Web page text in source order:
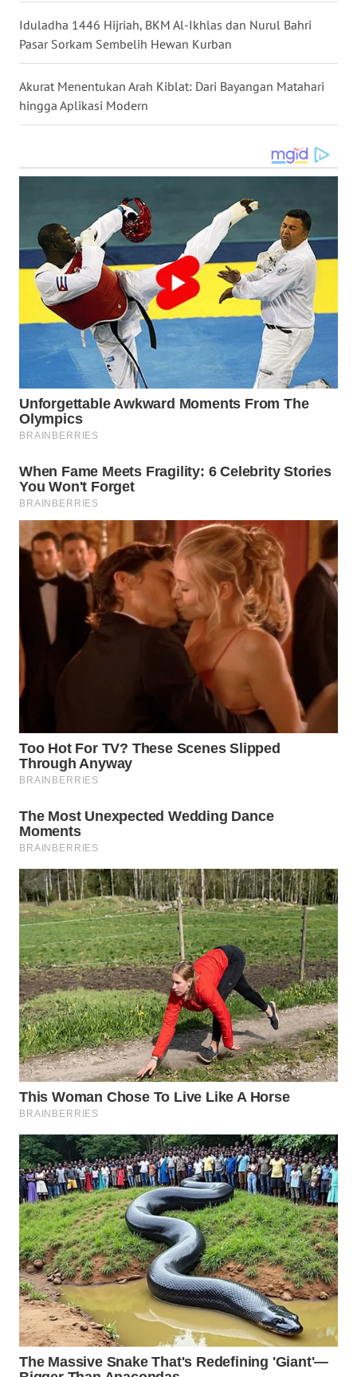
Iduladha 1446 Hijriah, BKM Al-Ikhlas dan Nurul Bahri
Pasar Sorkam Sembelih Hewan Kurban
Akurat Menentukan Arah Kiblat: Dari Bayangan Matahari
hingga Aplikasi Modern
KALBAR
WN
WN
WN
KALTIM
WN
SULSEL
WN
GORONTALO
WN
SULUT
WN
MALUKU
WN
MALUT
WN
DAIRI
DANAU
NIAS
WN
WN
SELATAN
WN
TANJUNG
LESUNG
WN
KARO
WN
SIMALUNGUN
WN
LABUHANBATU
WN
TAPANULI
TENGAH
WN DELI
SERDANG
WN
TEBING
TINGGI